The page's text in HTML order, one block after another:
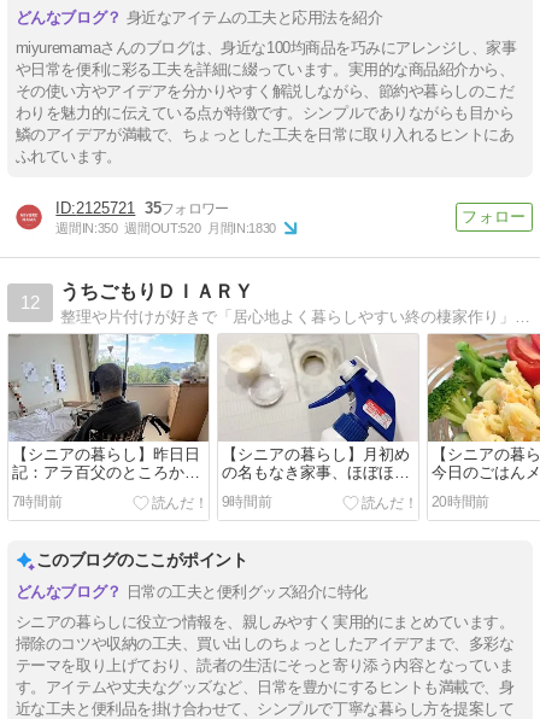
身近なアイテムの工夫と応用法を紹介
miyuremamaさんのブログは、身近な100均商品を巧みにアレンジし、家事
や日常を便利に彩る工夫を詳細に綴っています。実用的な商品紹介から、
その使い方やアイデアを分かりやすく解説しながら、節約や暮らしのこだ
わりを魅力的に伝えている点が特徴です。シンプルでありながらも目から
鱗のアイデアが満載で、ちょっとした工夫を日常に取り入れるヒントにあ
ふれています。
2125721 35
週間IN:350 週間OUT:520 月間IN:1830
12
うちごもりＤＩＡＲＹ
整理や片付けが好きで「居心地よく暮らしやすい終の棲家作り」と「シンプルライフ」を目指す毎日。 田舎暮らしでもインテリアにはこだわってちょっとおしゃれに暮らした…
【シニアの暮らし】昨日日
記：アラ百父のところから
いつもの買い出し🚙🛒。。
7時間前
【シニアの暮らし】月初め
の名もなき家事、ほぼほぼ
終了👏💕。。
9時間前
【シニアの暮
今日のごはん
20時間前
このブログのここがポイント
日常の工夫と便利グッズ紹介に特化
シニアの暮らしに役立つ情報を、親しみやすく実用的にまとめています。
掃除のコツや収納の工夫、買い出しのちょっとしたアイデアまで、多彩な
テーマを取り上げており、読者の生活にそっと寄り添う内容となっていま
す。アイテムや丈夫なグッズなど、日常を豊かにするヒントも満載で、身
近な工夫と便利品を掛け合わせて、シンプルで丁寧な暮らし方を提案して